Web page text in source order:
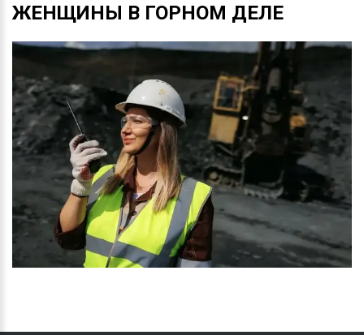
ЖЕНЩИНЫ В ГОРНОМ ДЕЛЕ